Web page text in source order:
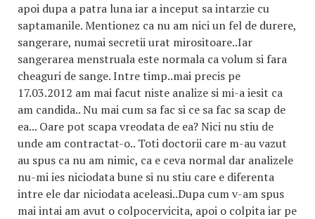
apoi dupa a patra luna iar a inceput sa intarzie cu
saptamanile. Mentionez ca nu am nici un fel de durere,
sangerare, numai secretii urat mirositoare..Iar
sangerarea menstruala este normala ca volum si fara
cheaguri de sange. Intre timp..mai precis pe
17.03.2012 am mai facut niste analize si mi-a iesit ca
am candida.. Nu mai cum sa fac si ce sa fac sa scap de
ea... Oare pot scapa vreodata de ea? Nici nu stiu de
unde am contractat-o.. Toti doctorii care m-au vazut
au spus ca nu am nimic, ca e ceva normal dar analizele
nu-mi ies niciodata bune si nu stiu care e diferenta
intre ele dar niciodata aceleasi..Dupa cum v-am spus
mai intai am avut o colpocervicita, apoi o colpita iar pe